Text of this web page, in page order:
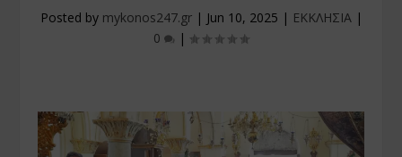
Posted by mykonos247.gr| Jun 10, 2025 | ΕΚΚΛΗΣΙΑ|
0
|